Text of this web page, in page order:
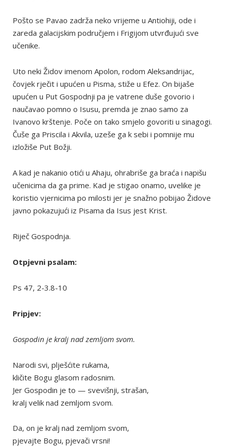
Pošto se Pavao zadrža neko vrijeme u Antiohiji, ode i
zareda galacijskim područjem i Frigijom utvrđujući sve
učenike.
Uto neki Židov imenom Apolon, rodom Aleksandrijac,
čovjek rječit i upućen u Pisma, stiže u Efez. On bijaše
upućen u Put Gospodnji pa je vatrene duše govorio i
naučavao pomno o Isusu, premda je znao samo za
Ivanovo krštenje. Poče on tako smjelo govoriti u sinagogi.
Čuše ga Priscila i Akvila, uzeše ga k sebi i pomnije mu
izložiše Put Božji.
A kad je nakanio otići u Ahaju, ohrabriše ga braća i napišu
učenicima da ga prime. Kad je stigao onamo, uvelike je
koristio vjernicima po milosti jer je snažno pobijao Židove
javno pokazujući iz Pisama da Isus jest Krist.
Riječ Gospodnja.
Otpjevni psalam:
Ps 47, 2-3.8-10
Pripjev:
Gospodin je kralj nad zemljom svom.
Narodi svi, plješćite rukama,
kličite Bogu glasom radosnim.
Jer Gospodin je to — svevišnji, strašan,
kralj velik nad zemljom svom.
Da, on je kralj nad zemljom svom,
pjevajte Bogu, pjevači vrsni!